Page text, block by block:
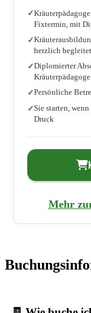
Fixtermin, mit
herzlich begleitet
Diplomierter
Kräuterpädagoge
Persönliche
Sie starten,
Druck
Mehr